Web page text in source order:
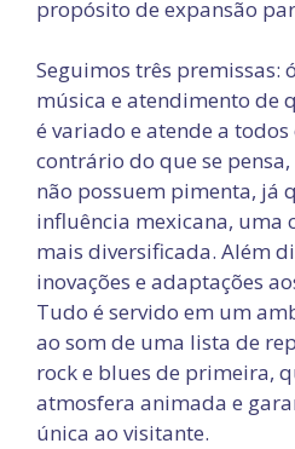
propósito de expansão
Seguimos três premissas:
música e atendimento de
é variado e atende a todos
contrário do que se
não possuem pimenta, já
influência mexicana, uma
mais diversificada. Além
inovações e adaptações
Tudo é servido em um
ao som de uma lista de
rock e blues de primeira,
atmosfera animada e
única ao visitante.